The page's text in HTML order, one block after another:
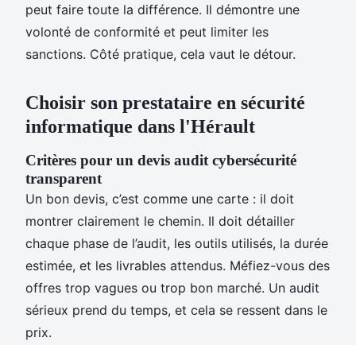
peut faire toute la différence. Il démontre une
volonté de conformité et peut limiter les
sanctions. Côté pratique, cela vaut le détour.
Choisir son prestataire en sécurité
informatique dans l'Hérault
Critères pour un devis audit cybersécurité
transparent
Un bon devis, c’est comme une carte : il doit
montrer clairement le chemin. Il doit détailler
chaque phase de l’audit, les outils utilisés, la durée
estimée, et les livrables attendus. Méfiez-vous des
offres trop vagues ou trop bon marché. Un audit
sérieux prend du temps, et cela se ressent dans le
prix.